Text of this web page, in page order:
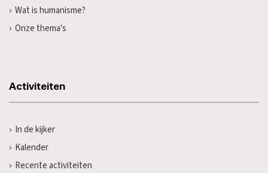
Wat is humanisme?
Onze thema's
Activiteiten
In de kijker
Kalender
Recente activiteiten